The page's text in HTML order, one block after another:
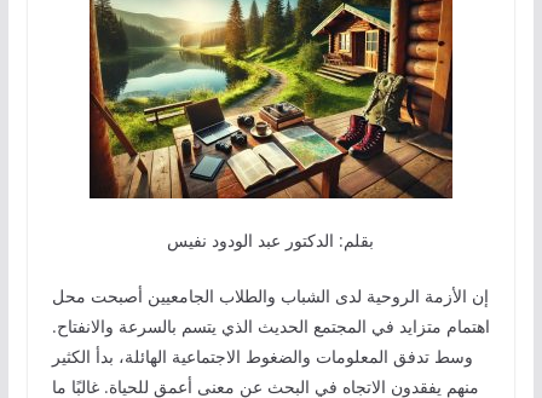
بقلم: الدكتور عبد الودود نفيس
إن الأزمة الروحية لدى الشباب والطلاب الجامعيين أصبحت محل
اهتمام متزايد في المجتمع الحديث الذي يتسم بالسرعة والانفتاح.
وسط تدفق المعلومات والضغوط الاجتماعية الهائلة، بدأ الكثير
منهم يفقدون الاتجاه في البحث عن معنى أعمق للحياة. غالبًا ما